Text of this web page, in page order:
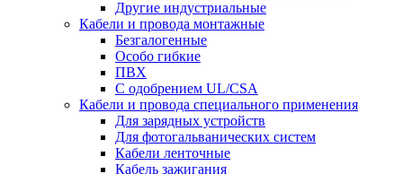
Другие индустриальные
Кабели и провода монтажные
Безгалогенные
Особо гибкие
ПВХ
С одобрением UL/CSA
Кабели и провода специального применения
Для зарядных устройств
Для фотогальванических систем
Кабели ленточные
Кабель зажигания